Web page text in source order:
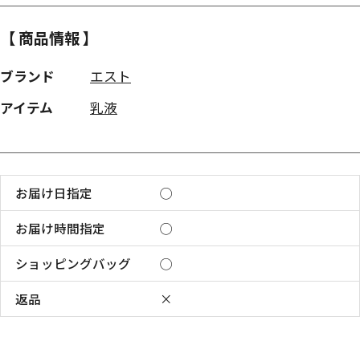
【 商品情報 】
ブランド
エスト
アイテム
乳液
お届け日指定
◯
お届け時間指定
◯
ショッピングバッグ
◯
返品
×